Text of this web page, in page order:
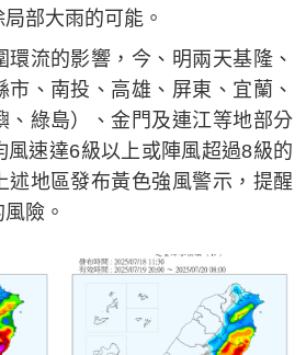
部大雨的可能。
環流的影響，今、明兩天基隆、
、南投、高雄、屏東、宜蘭、
、綠島）、金門及連江等地部分
風速達6級以上或陣風超過8級的
述地區發布黃色強風警示，提醒
險。